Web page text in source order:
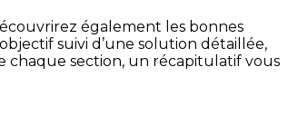
également les bonnes
suivi d’une solution détaillée,
chaque section, un récapitulatif vous